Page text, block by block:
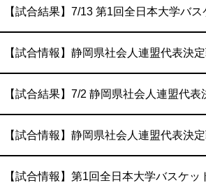
【試合結果】7/13 第1回全日本大学バ
【試合情報】静岡県社会人連盟代表決
【試合結果】7/2 静岡県社会人連盟代
【試合情報】静岡県社会人連盟代表決
【試合情報】第1回全日本大学バスケッ